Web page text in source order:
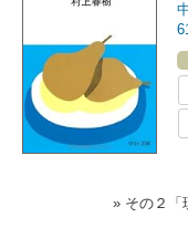
» その２「